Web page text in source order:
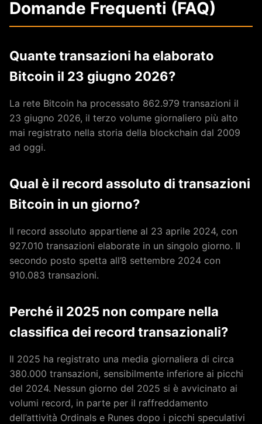
Domande Frequenti (FAQ)
Quante transazioni ha elaborato
Bitcoin il 23 giugno 2026?
La rete Bitcoin ha processato 862.979 transazioni il
23 giugno 2026, il terzo volume giornaliero più alto
mai registrato nella storia della blockchain dal 2009
ad oggi.
Qual è il record assoluto di transazioni
Bitcoin in un giorno?
Il record assoluto appartiene al 23 aprile 2024, con
927.010 transazioni elaborate in un singolo giorno. Il
secondo posto spetta all’8 settembre 2024 con
910.083 transazioni.
Perché il 2025 non compare nella
classifica dei record transazionali?
Il 2025 ha registrato una media giornaliera di circa
380.000 transazioni, sensibilmente inferiore ai picchi
del 2024. Nessun giorno del 2025 si è avvicinato ai
volumi record, in parte per il raffreddamento
dell’attività Ordinals e Runes dopo i picchi speculativi